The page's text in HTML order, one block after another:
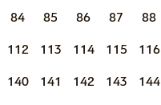
84 85 86 87 88
112 113 114 115 116
140 141 142 143 144